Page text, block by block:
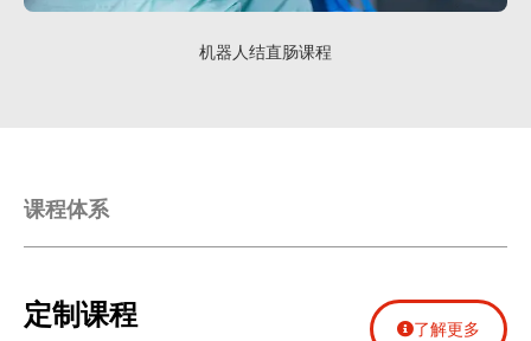
机器人结直肠课程
课程体系
定制课程 了解更多